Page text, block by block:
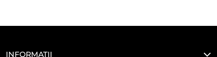
INFORMAȚII